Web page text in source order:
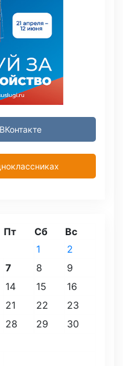
Пт Сб Вс
1
2
7 8
9
14 15
16
21 22
23
28 29
30